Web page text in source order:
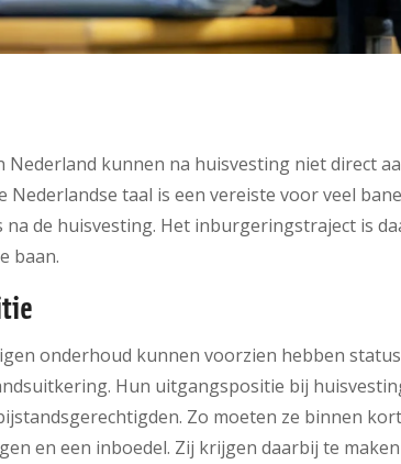
Nederland kunnen na huisvesting niet direct
Nederlandse taal is een vereiste voor veel
na de huisvesting. Het inburgeringstraject is
baan.
onderhoud kunnen voorzien hebben
Hun uitgangspositie bij
Zo moeten ze binnen
en een inboedel. Zij krijgen daarbij te